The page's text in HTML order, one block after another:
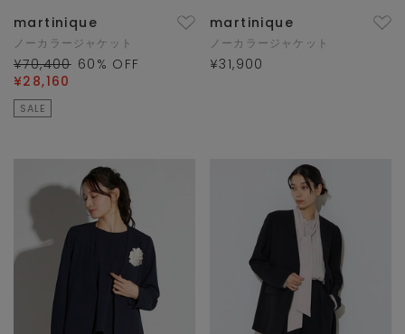
martinique
ノーカラージャケット
¥70,400 60 % OFF
¥28,160
SALE
martinique
ノーカラージャケット
¥31,900